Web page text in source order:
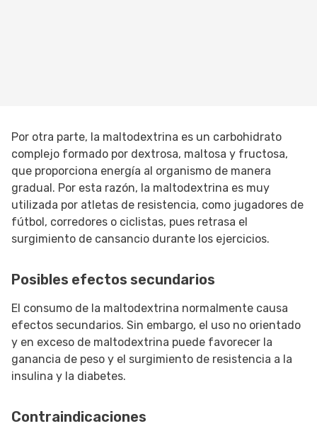
Por otra parte, la maltodextrina es un carbohidrato
complejo formado por dextrosa, maltosa y fructosa,
que proporciona energía al organismo de manera
gradual. Por esta razón, la maltodextrina es muy
utilizada por atletas de resistencia, como jugadores de
fútbol, corredores o ciclistas, pues retrasa el
surgimiento de cansancio durante los ejercicios.
Posibles efectos secundarios
El consumo de la maltodextrina normalmente causa
efectos secundarios. Sin embargo, el uso no orientado
y en exceso de maltodextrina puede favorecer la
ganancia de peso y el surgimiento de resistencia a la
insulina y la diabetes.
Contraindicaciones